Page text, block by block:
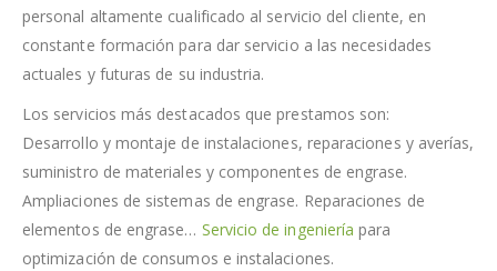
personal altamente cualificado al servicio del cliente, en
constante formación para dar servicio a las necesidades
actuales y futuras de su industria.
Los servicios más destacados que prestamos son:
Desarrollo y montaje de instalaciones, reparaciones y averías,
suministro de materiales y componentes de engrase.
Ampliaciones de sistemas de engrase. Reparaciones de
elementos de engrase… Servicio de ingeniería para
optimización de consumos e instalaciones.